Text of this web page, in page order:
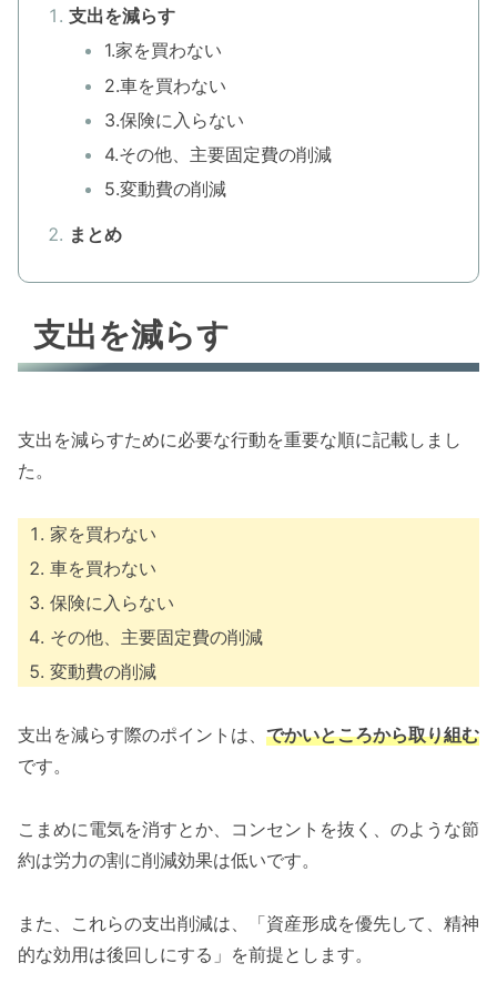
支出を減らす
1.家を買わない
2.車を買わない
3.保険に入らない
4.その他、主要固定費の削減
5.変動費の削減
まとめ
支出を減らす
支出を減らすために必要な行動を重要な順に記載しまし
た。
家を買わない
車を買わない
保険に入らない
その他、主要固定費の削減
変動費の削減
支出を減らす際のポイントは、 でかいところから取り組む
です。
こまめに電気を消すとか、コンセントを抜く、のような節
約は労力の割に削減効果は低いです。
また、これらの支出削減は、「資産形成を優先して、精神
的な効用は後回しにする」を前提とします。